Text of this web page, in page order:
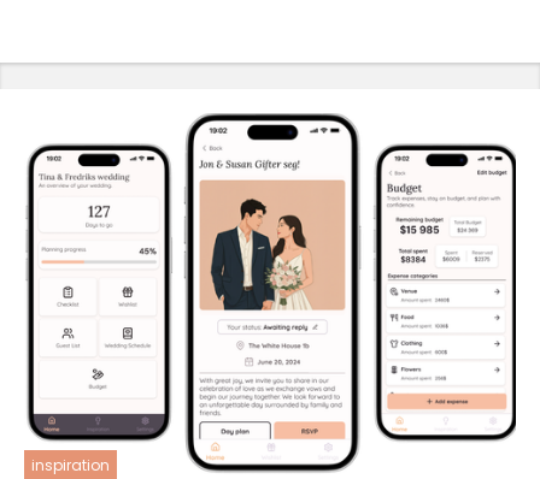
inspiration